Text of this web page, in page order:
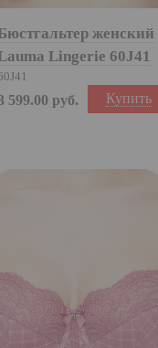
женский
Lingerie 60J41
Купить
599.00 руб.